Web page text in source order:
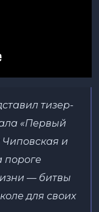
тизер-
«Первый
и
пороге
— битвы
для своих